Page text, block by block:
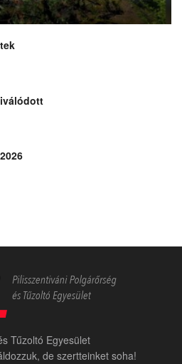
Tűzoltó Egyesület
de szertteinket soha!